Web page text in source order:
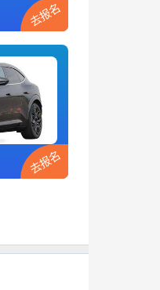
去报名
去报名